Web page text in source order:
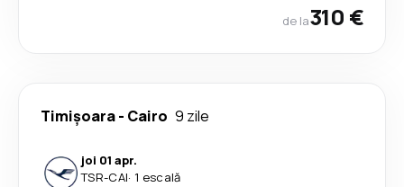
de la310 €
Timișoara- Cairo 9 zile
joi 01 apr.
TSR-CAI· 1 escală